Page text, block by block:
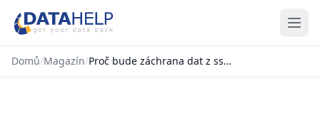
Domů/Magazín/ Proč bude záchrana dat z ssd i hdd disků stále složitější?